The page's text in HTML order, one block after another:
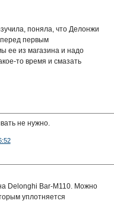
поняла, что Делонжи
первым
ее из магазина и надо
то время и смазать
не нужно.
Delonghi Bar-M110. Можно
уплотняется